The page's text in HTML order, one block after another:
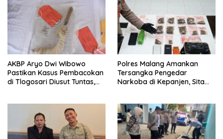
AKBP Aryo Dwi Wibowo
Pastikan Kasus Pembacokan
di Tlogosari Diusut Tuntas,
Polres Malang Amankan
Tersangka Pengedar
Narkoba di Kepanjen, Sita